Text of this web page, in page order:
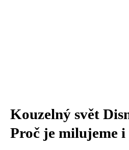
Kouzelný svět
Proč je milujeme i